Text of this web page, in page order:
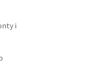
i